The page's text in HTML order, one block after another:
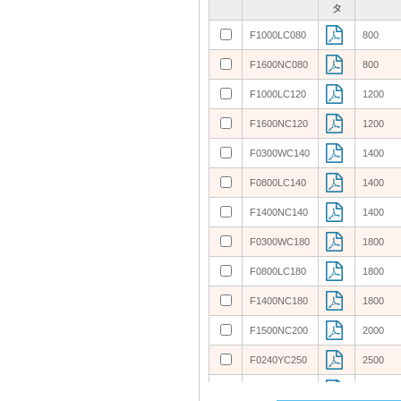
タ
タ
タ
F1000LC080 800
F1600NC080 800
F1000LC120 1200
F1600NC120 1200
F0300WC140 1400
F0800LC140 1400
F1400NC140 1400
F0300WC180 1800
F0800LC180 1800
F1400NC180 1800
F1500NC200 2000
F0240YC250 2500
タ
F1000LC080 800
F1600NC080 800
F1000LC120 1200
F1600NC120 1200
F0300WC140 1400
F0800LC140 1400
F1400NC140 1400
F0300WC180 1800
F0800LC180 1800
F1400NC180 1800
F1500NC200 2000
F0240YC250 2500